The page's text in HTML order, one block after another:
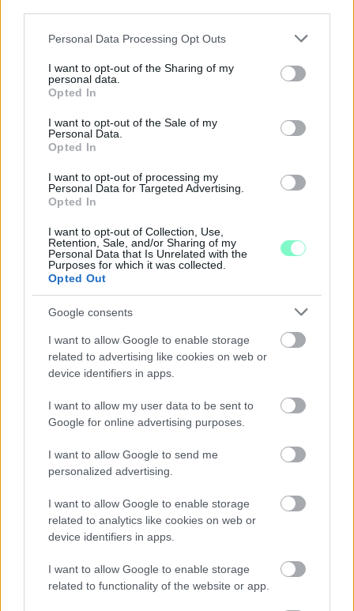
Please note that this website/app uses one or more Google
not limited to your visit or usage behaviour. You may click to
grant or deny consent to Google and its third-party tags to
use your data for below specified purposes in below Google
consent section.
Personal Data Processing Opt Outs
I want to opt-out of the Sharing of my
personal data.
Opted In
I want to opt-out of the Sale of my
Personal Data.
Opted In
I want to opt-out of processing my
Personal Data for Targeted Advertising.
Opted In
I want to opt-out of Collection, Use,
Retention, Sale, and/or Sharing of my
Personal Data that Is Unrelated with the
Purposes for which it was collected.
Opted Out
Google consents
I want to allow Google to enable storage
related to advertising like cookies on web or
device identifiers in apps.
I want to allow my user data to be sent to
Google for online advertising purposes.
I want to allow Google to send me
personalized advertising.
I want to allow Google to enable storage
related to analytics like cookies on web or
device identifiers in apps.
I want to allow Google to enable storage
related to functionality of the website or app.
ÁTADJÁK A MEGÚJULT ERZSÉBET LIGETI
KRESZ-PARKOT GYŐRBEN – CSALÁDI
PROGRAMOKKAL ÜNNEPLIK A FELÚJÍTÁST
rollerjelölés is várja a családokat augusztus 8-án.
VÁDAT AZ ÜGYÉSZSÉG
Szólj hozzá!